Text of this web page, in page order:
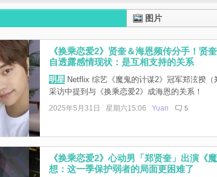
图片
《换乘恋爱2》贤奎＆海恩频传分手！贤
自透露感情现状：是互相支持的关系
明星Netflix 综艺《魔鬼的计谋2》冠军郑泫揆（
采访中提到与《换乘恋爱2》成海恩的关系！
2025年5月31日 星期六15:06 Yuan 5
《换乘恋爱2》心动男「郑贤奎」出演《
想：这一季保护弱者的局面更困难了